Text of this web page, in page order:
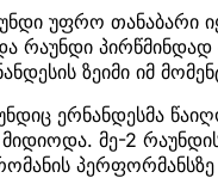
უფრო თანაბარი
რაუნდი
ზეიმი იმ
ერნანდესმა
მიდიოდა. მე-2